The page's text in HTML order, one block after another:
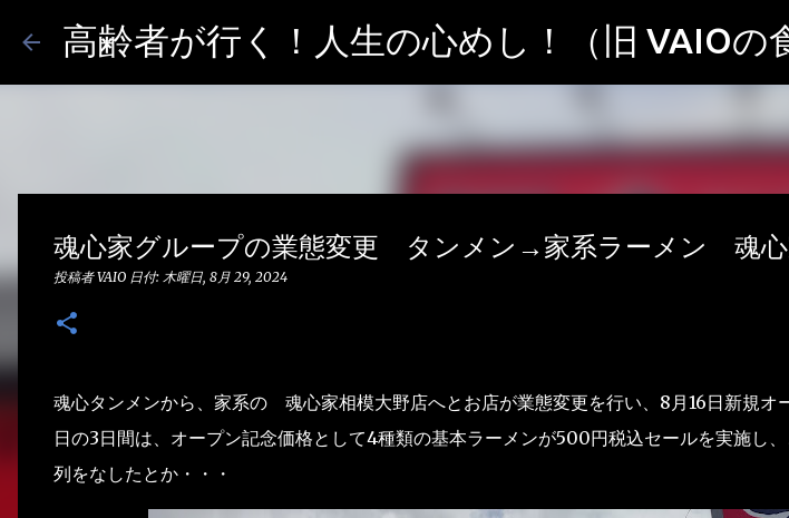
スキップしてメイン コ
高齢者が行く！人生の心めし！（旧 VAIOの
魂心家グループの業態変更 タンメン→家系ラーメン 魂心
投稿者VAIO 日付: 木曜日, 8月 29, 2024
魂心タンメンから、家系の 魂心家相模大野店へとお店が業態変更を行い、8月16日新規オ
日の3日間は、オープン記念価格として4種類の基本ラーメンが500円税込セールを実施し
列をなしたとか・・・